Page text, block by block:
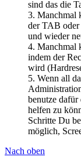
sind das die
3. Manchmal
der TAB oder
und wieder
4. Manchmal
indem der
wird
5. Wenn all
benutze dafür
helfen zu
Schritte Du
möglich,
Nach oben